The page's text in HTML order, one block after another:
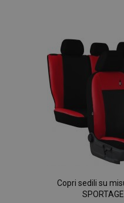
Copri sedili su